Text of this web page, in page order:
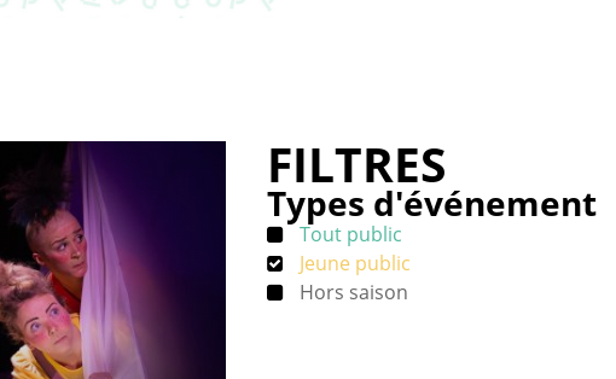
FILTRES
Types d'événement
Tout public
Jeune public
Hors saison